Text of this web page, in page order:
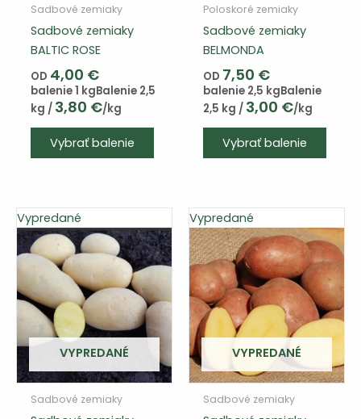
Sadbové zemiaky
Sadbové zemiaky
BALTIC ROSE
OD 4,00 €
balenie 1 kgBalenie 2,5
kg / 3,80 €/kg
Vybrať balenie
Tento
variantov.
Varianty
si
môžete
vybrať
na
stránke
produktu
Poloskoré zemiaky
Sadbové zemiaky
BELMONDA
OD 7,50 €
balenie 2,5 kgBalenie
2,5 kg / 3,00 €/kg
Vybrať balenie
Vypredané
VYPREDANÉ
Sadbové zemiaky
Vypredané
VYPREDANÉ
Sadbové zemiaky